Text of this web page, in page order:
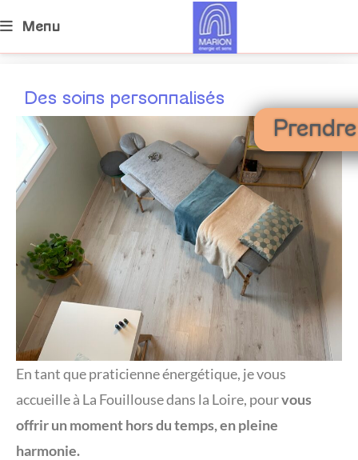
Menu
Des soins personnalisés
En tant que praticienne énergétique, je vous
accueille à La Fouillouse dans la Loire, pourvous
offrir un moment hors du temps, en pleine
harmonie.